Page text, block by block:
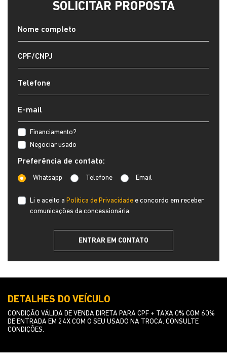
SOLICITAR PROPOSTA
Financiamento?
Negociar usado
Preferência de contato:
Whatsapp Telefone Email
Li e aceito a Política de Privacidade e concordo em receber
comunicações da concessionária.
ENTRAR EM CONTATO
DETALHES DO VEÍCULO
CONDIÇÃO VÁLIDA DE VENDA DIRETA PARA CPF + TAXA 0% COM 60%
DE ENTRADA EM 24X COM O SEU USADO NA TROCA. CONSULTE
CONDIÇÕES.